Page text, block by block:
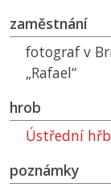
zaměstnání
fotograf v
„Rafael“
hrob
Ústřední
poznámky